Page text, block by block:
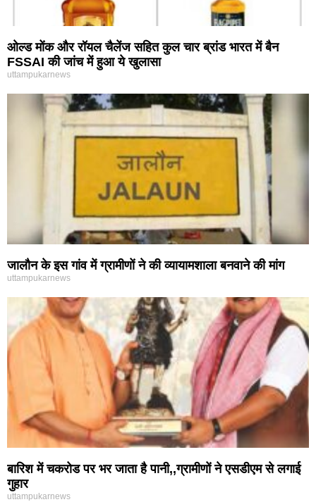
ओल्ड मोंक और रॉयल चैलेंज सहित कुल चार ब्रांड भारत में बैन
FSSAI की जांच में हुआ ये खुलासा
uttampukarnews
जालौन के इस गांव में ग्रामीणों ने की व्यायामशाला बनवाने की मांग
uttampukarnews
बारिश में चकरोड पर भर जाता है पानी,,ग्रामीणों ने एसडीएम से लगाई
गुहार
uttampukarnews